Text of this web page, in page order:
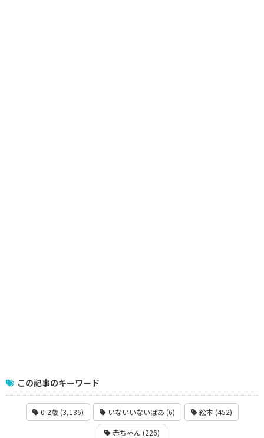
この記事のキーワード
0-2歳 (3,136) いないいないばあ (6) 絵本 (452)
赤ちゃん (226)